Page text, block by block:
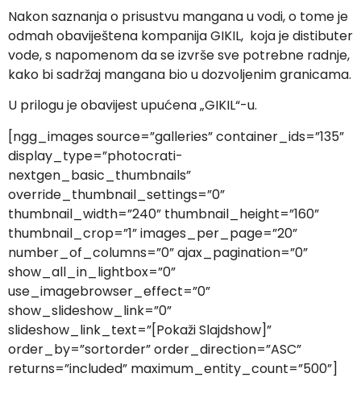
Nakon saznanja o prisustvu mangana u vodi, o tome je
odmah obaviještena kompanija GIKIL, koja je distibuter
vode, s napomenom da se izvrše sve potrebne radnje,
kako bi sadržaj mangana bio u dozvoljenim granicama.
U prilogu je obavijest upućena „GIKIL“-u.
[ngg_images source=”galleries” container_ids=”135”
display_type=”photocrati-
nextgen_basic_thumbnails”
override_thumbnail_settings=”0”
thumbnail_width=”240” thumbnail_height=”160”
thumbnail_crop=”1” images_per_page=”20”
number_of_columns=”0” ajax_pagination=”0”
show_all_in_lightbox=”0”
use_imagebrowser_effect=”0”
show_slideshow_link=”0”
slideshow_link_text=”[Pokaži Slajdshow]”
order_by=”sortorder” order_direction=”ASC”
returns=”included” maximum_entity_count=”500”]